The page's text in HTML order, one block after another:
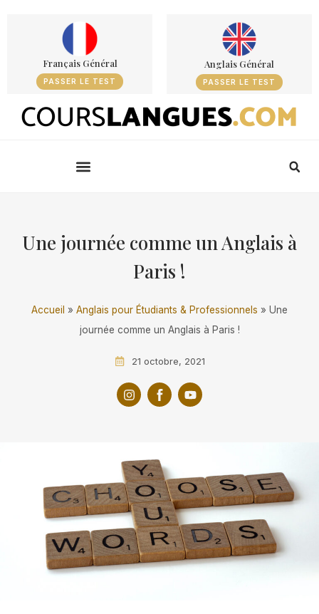
Français Général
PASSER LE TEST
Anglais Général
PASSER LE TEST
Une journée comme un Anglais à
Paris !
Accueil » Anglais pour Étudiants & Professionnels » Une
journée comme un Anglais à Paris !
21 octobre, 2021